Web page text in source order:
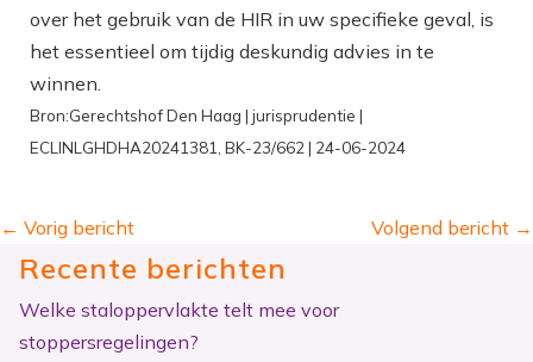
over het gebruik van de HIR in uw specifieke geval, is
het essentieel om tijdig deskundig advies in te
winnen.
Bron:Gerechtshof Den Haag | jurisprudentie |
ECLINLGHDHA20241381, BK-23/662 | 24-06-2024
← Vorig bericht Volgend bericht →
Recente berichten
Welke staloppervlakte telt mee voor
stoppersregelingen?